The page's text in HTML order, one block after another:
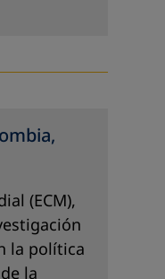
(ECM),
la política
la